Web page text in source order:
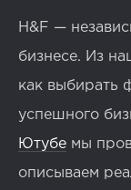
H&F —
бизнесе. Из
как выбирать
успешного
Ютубе мы
описываем